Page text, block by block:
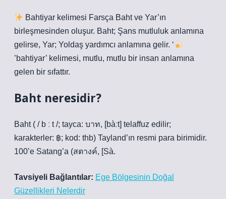
Bahtiyar kelimesi Farsça Baht ve Yar’ın
birleşmesinden oluşur. Baht; Şans mutluluk anlamına
gelirse, Yar; Yoldaş yardımcı anlamına gelir. ‘
’bahtiyar’ kelimesi, mutlu, mutlu bir insan anlamına
gelen bir sıfattır.
Baht neresidir?
Baht ( / b ː t /; tayca: บาท, [bàːt] telaffuz edilir;
karakterler: ฿; kod: thb) Tayland’ın resmi para birimidir.
100’e Satang’a (สตางค์, [Sà.
Tavsiyeli Bağlantılar: Ege Bölgesinin Doğal
Güzellikleri Nelerdir